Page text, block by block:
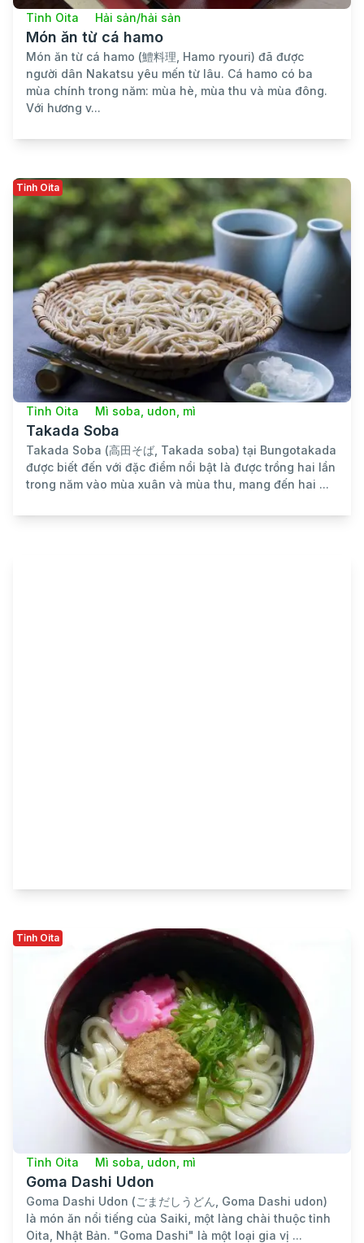
Tỉnh Oita Hải sản/hải sản
Món ăn từ cá hamo
Món ăn từ cá hamo (鱧料理, Hamo ryouri) đã được
người dân Nakatsu yêu mến từ lâu. Cá hamo có ba
mùa chính trong năm: mùa hè, mùa thu và mùa đông.
Với hương v...
Tỉnh Oita
Tỉnh Oita Mì soba, udon, mì
Takada Soba
Takada Soba (高田そば, Takada soba) tại Bungotakada
được biết đến với đặc điểm nổi bật là được trồng hai lần
trong năm vào mùa xuân và mùa thu, mang đến hai ...
Tỉnh Oita
Tỉnh Oita Mì soba, udon, mì
Goma Dashi Udon
Goma Dashi Udon (ごまだしうどん, Goma Dashi udon)
là món ăn nổi tiếng của Saiki, một làng chài thuộc tỉnh
Oita, Nhật Bản. "Goma Dashi" là một loại gia vị ...